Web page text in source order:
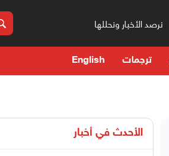
نرصد الأخبار ونحللها
ترجمات English
الأحدث في أخبار